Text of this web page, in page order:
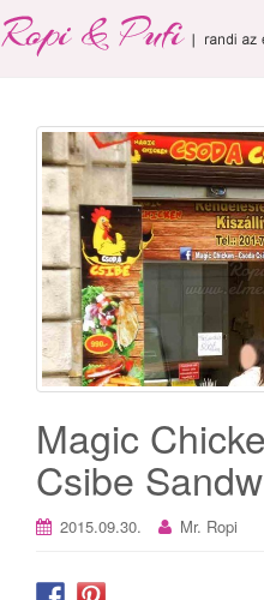
Magic
Csibe
2015.09.30. Mr. Ropi